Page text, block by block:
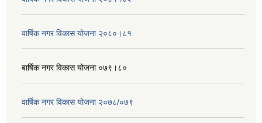
वार्षिक नगर विकास योजना २०८०।८१
बार्षिक नगर विकास योजना ०७९।८०
वार्षिक नगर विकास योजना २०७८/०७९